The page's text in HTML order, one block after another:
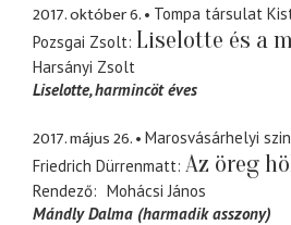
2017. október 6.
Tompa társulat
Pozsgai Zsolt Liselotte és a
Harsányi Zsolt
Liselotte harmincöt éves
2017. május 26.
Marosvásárhelyi
Friedrich Dürrenmatt Az öreg
Rendező
Mohácsi János
Mándly Dalma (harmadik asszony)